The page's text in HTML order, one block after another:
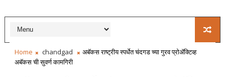
Home chandgad
अबॅकस राष्ट्रीय स्पर्धेत चंदगड च्या गुरव प्रोॲक्टिव्ह
अबॅकस ची सुवर्ण कामगिरी